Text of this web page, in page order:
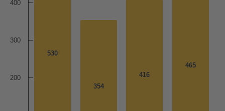
530
530
354
354
416
416
465
465
200
300
400